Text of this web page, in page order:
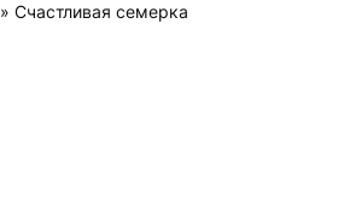
» Счастливая семерка